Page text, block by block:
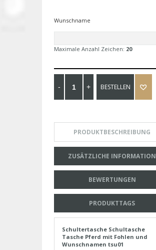
Wunschname
Maximale Anzahl Zeichen: 20
BESTELLEN
PRODUKTBESCHREIBUNG
ZUSÄTZLICHE INFORMATION
BEWERTUNGEN
PRODUKTTAGS
Schultertasche Schultasche
Tasche Pferd mit Fohlen und
Wunschnamen tsu01